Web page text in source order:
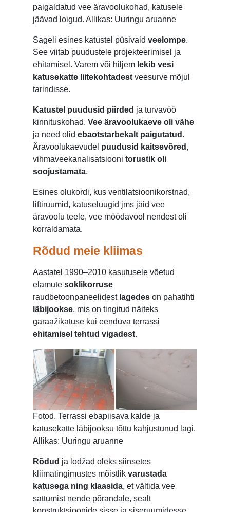
paigaldatud vee äravoolukohad, katusele
jäävad loigud. Allikas: Uuringu aruanne
Sageli esines katustel püsivaid veelompe.
See viitab puudustele projekteerimisel ja
ehitamisel. Varem või hiljem lekib vesi
katusekatte liitekohtadest veesurve mõjul
tarindisse.
Katustel puudusid piirded ja turvavöö
kinnituskohad. Vee äravoolukaeve oli vähe
ja need olid ebaotstarbekalt paigutatud .
Äravoolukaevudel puudusid kaitsevõred ,
vihmaveekanalisatsiooni torustik oli
soojustamata.
Esines olukordi, kus ventilatsioonikorstnad,
liftiruumid, katuseluugid jms jäid vee
äravoolu teele, vee möödavool nendest oli
korraldamata.
Rõdud meie kliimas
Aastatel 1990–2010 kasutusele võetud
elamute soklikorruse
raudbetoonpaneelidest lagedes on pahatihti
läbijookse, mis on tingitud näiteks
garaažikatuse kui eenduva terrassi
ehitamisel tehtud vigadest.
Fotod. Terrassi ebapiisava kalde ja
katusekatte läbijooksu tõttu kahjustunud lagi.
Allikas: Uuringu aruanne
Rõdud ja lodžad oleks siinsetes
kliimatingimustes mõistlik varustada
katusega ning klaasida, et vältida vee
sattumist nende põrandale, sealt